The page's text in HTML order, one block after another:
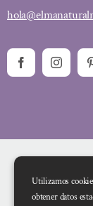
Utilizamos
obtener datos